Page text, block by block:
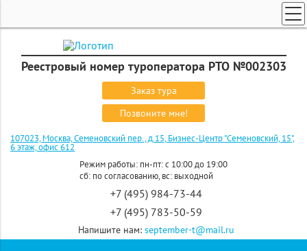
Реестровый номер туроператора РТО №002303
Заказ тура
Позвоните мне!
107023, Москва, Семеновский пер., д.15, Бизнес-Центр "Семеновский, 15",
6 этаж, офис 612
Режим работы: пн-пт: с 10:00 до 19:00
сб: по согласованию, вс: выходной
+7 (495) 984-73-44
+7 (495) 783-50-59
Напишите нам: september-t@mail.ru
+7 (916) 827 07 74
ПОИСК ТУРОВ
ГОРЯЩИЕ ТУРЫ
СТРАНЫ
КРУИЗЫ
ЭКСКУРСИОННЫЕ ТУРЫ